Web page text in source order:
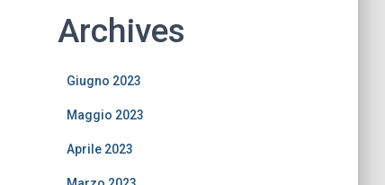
Archives
Giugno 2023
Maggio 2023
Aprile 2023